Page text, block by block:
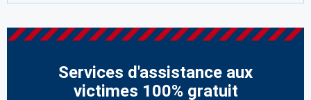
Services d'assistance aux
victimes 100% gratuit